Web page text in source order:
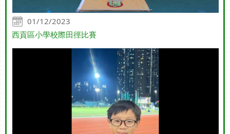
01/12/2023
西貢區小學校際田徑比賽